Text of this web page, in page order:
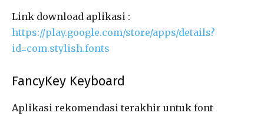
Link download aplikasi :
https://play.google.com/store/apps/details?
id=com.stylish.fonts
FancyKey Keyboard
Aplikasi rekomendasi terakhir untuk font